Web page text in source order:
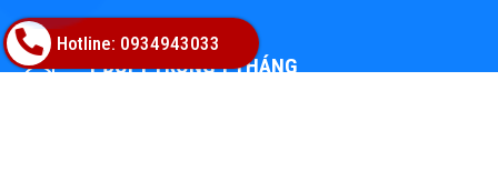
1 ĐỔI 1 TRONG 1 THÁNG
Hotline: 0934943033